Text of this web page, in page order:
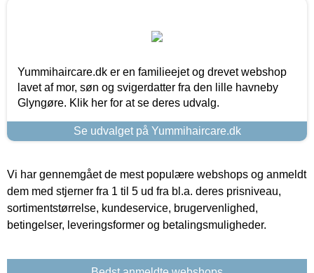
Yummihaircare.dk er en familieejet og drevet webshop
lavet af mor, søn og svigerdatter fra den lille havneby
Glyngøre. Klik her for at se deres udvalg.
Se udvalget på Yummihaircare.dk
Vi har gennemgået de mest populære webshops og anmeldt
dem med stjerner fra 1 til 5 ud fra bl.a. deres prisniveau,
sortimentstørrelse, kundeservice, brugervenlighed,
betingelser, leveringsformer og betalingsmuligheder.